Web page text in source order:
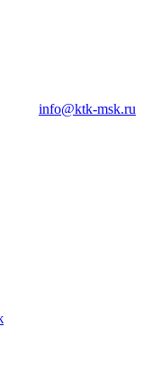
info@ktk-msk.ru